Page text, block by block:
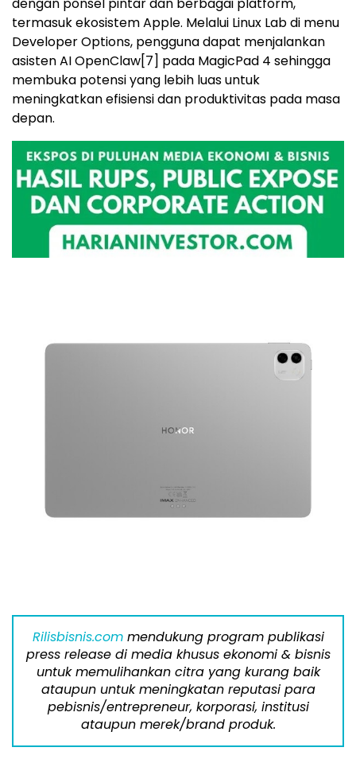
termasuk ekosistem Apple. Melalui Linux Lab di menu
Developer Options, pengguna dapat menjalankan
asisten AI OpenClaw[7] pada MagicPad 4 sehingga
membuka potensi yang lebih luas untuk
meningkatkan efisiensi dan produktivitas pada masa
depan.
Rilisbisnis.commendukung program publikasi
press release di media khusus ekonomi & bisnis
untuk memulihankan citra yang kurang baik
ataupun untuk meningkatan reputasi para
pebisnis/entrepreneur, korporasi, institusi
ataupun merek/brand produk.